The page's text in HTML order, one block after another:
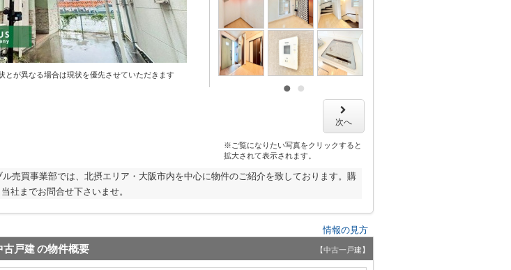
とが異なる場合は現状を優先させていただきます
次へ
※ご覧になりたい写真をクリックすると
拡大されて表示されます。
ル売買事業部では、北摂エリア・大阪市内を中心に物件のご紹介を致しております。購
社までお問合せ下さいませ。
情報の見方
古戸建の物件概要 【中古一戸建】